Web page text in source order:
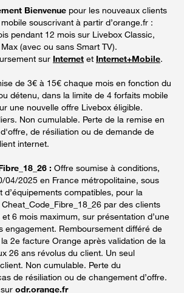
Bienvenue pour les nouveaux clients
souscrivant à partir d’orange.fr :
pendant 12 mois sur Livebox Classic,
(avec ou sans Smart TV).
sur Internet et Internet+Mobile.
de 3€ à 15€ chaque mois en fonction du
détenu, dans la limite de 4 forfaits mobile
une nouvelle offre Livebox éligible.
Non cumulable. Perte de la remise en
de résiliation ou de demande de
internet.
: Offre soumise à conditions,
04/2025 en France métropolitaine, sous
d’équipements compatibles, pour la
par des clients
6 mois maximum, sur présentation d’une
engagement. Remboursement différé de
2e facture Orange après validation de la
26 ans révolus du client. Un seul
Non cumulable. Perte du
de résiliation ou de changement d’offre.
odr.orange.fr